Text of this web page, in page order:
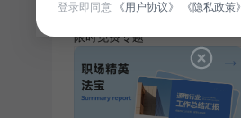
100 套
限时免费专题
登录即同意 《用户协议》 《隐私政策》